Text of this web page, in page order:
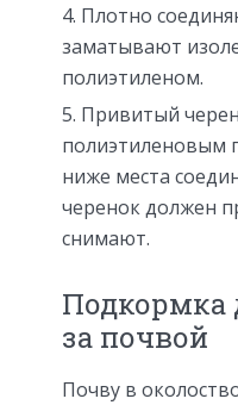
Плотно
заматывают
полиэтиленом.
Привитый
полиэтиленовым
ниже места
черенок должен
снимают.
Подкормка
за почвой
Почву в